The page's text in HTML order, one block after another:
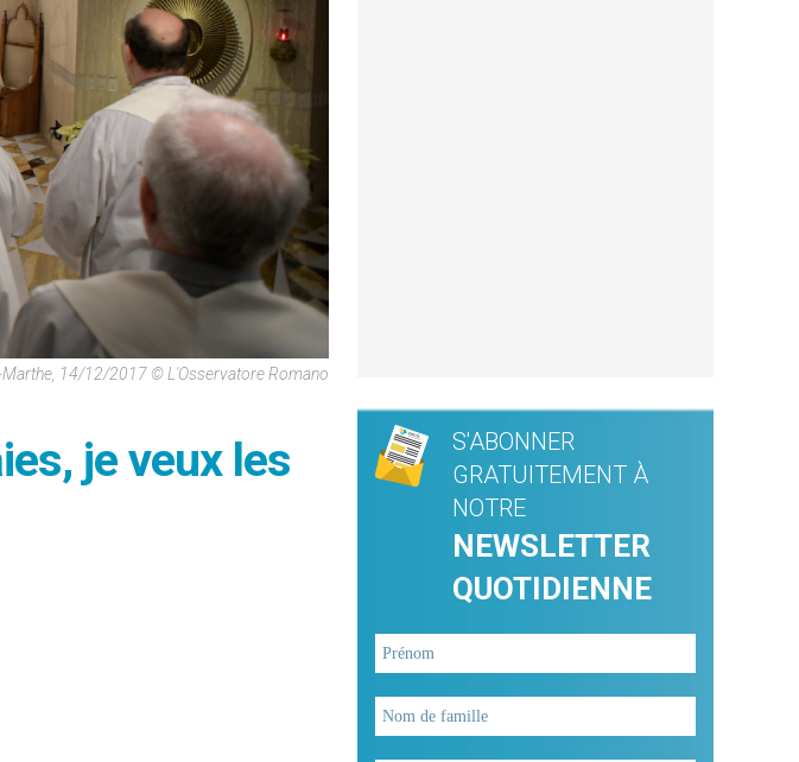
Marthe, 14/12/2017 © L'Osservatore Romano
je veux les
S'ABONNER
GRATUITEMENT À
NOTRE
NEWSLETTER
QUOTIDIENNE